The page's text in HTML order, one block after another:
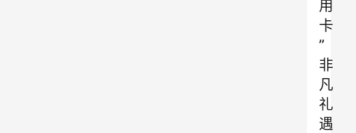
用
卡
”
非
凡
礼
遇